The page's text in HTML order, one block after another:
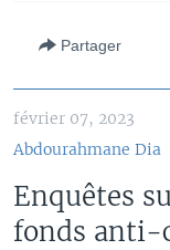
Partager
février 07, 2023
Abdourahmane Dia
Enquêtes
fonds anti-